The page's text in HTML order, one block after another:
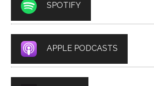
SPOTIFY
APPLE PODCASTS